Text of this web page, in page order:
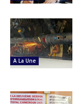
A La Une